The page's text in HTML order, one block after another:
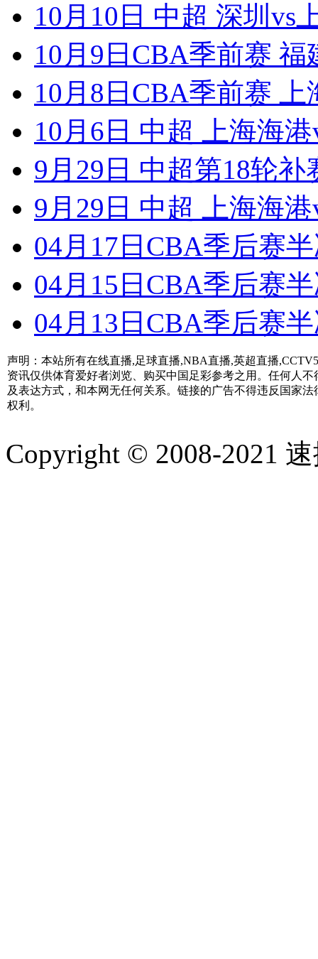
10月10日 中超 深圳vs
10月9日CBA季前赛
10月8日CBA季前赛
10月6日 中超 上海海
9月29日 中超第18轮
9月29日 中超 上海海
04月17日CBA季后赛
04月15日CBA季后赛
04月13日CBA季后赛
声明：本站所有在线直播,足球直播,NBA直播,英超直播
资讯仅供体育爱好者浏览、购买中国足彩参考之用。任何人
及表达方式，和本网无任何关系。链接的广告不得违反国家
权利。
Copyright © 2008-2021